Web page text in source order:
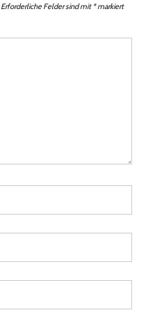
Erforderliche Felder sind mit *markiert